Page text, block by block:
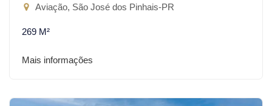
Aviação, São José dos Pinhais-PR
269 M²
Mais informações